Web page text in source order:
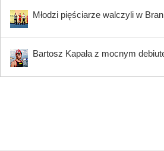
Młodzi pięściarze walczyli w
Bartosz Kapała z mocnym